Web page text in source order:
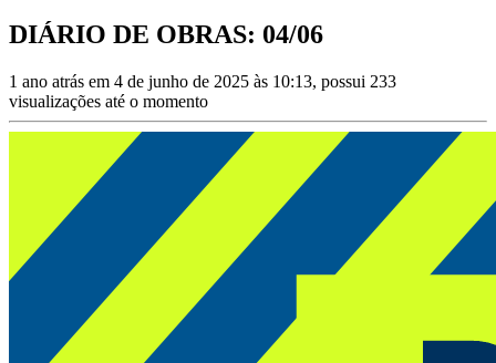
DIÁRIO DE OBRAS: 04/06
1 ano atrás em 4 de junho de 2025 às 10:13, possui 233
visualizações até o momento